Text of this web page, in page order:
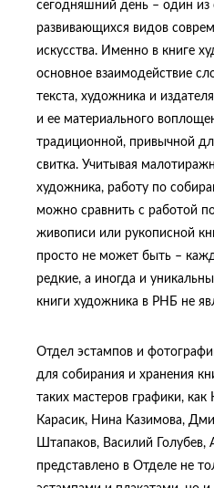
сегодняшний день – один из
развивающихся видов
искусства. Именно в книге
основное взаимодействие
текста, художника и
и ее материального
традиционной, привычной
свитка. Учитывая
художника, работу по
можно сравнить с работой
живописи или рукописной
просто не может быть –
редкие, а иногда и
книги художника в РНБ не
Отдел эстампов и
для собирания и хранения
таких мастеров графики,
Карасик, Нина Казимова,
Штапаков, Василий Голубев,
представлено в Отделе не